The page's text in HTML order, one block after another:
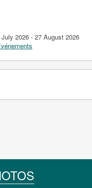
July 2026 - 27 August 2026